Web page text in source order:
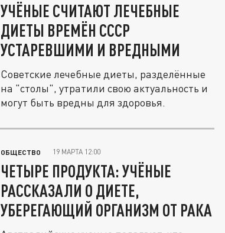
УЧЁНЫЕ СЧИТАЮТ ЛЕЧЕБНЫЕ
ДИЕТЫ ВРЕМЁН СССР
УСТАРЕВШИМИ И ВРЕДНЫМИ
Советские лечебные диеты, разделённые
на "столы", утратили свою актуальность и
могут быть вредны для здоровья.
ОБЩЕСТВО 19 МАРТА 12:00
ЧЕТЫРЕ ПРОДУКТА: УЧЁНЫЕ
РАССКАЗАЛИ О ДИЕТЕ,
УБЕРЕГАЮЩИЙ ОРГАНИЗМ ОТ РАКА